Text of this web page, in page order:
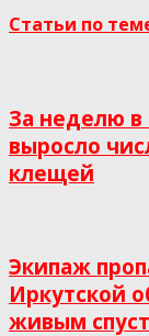
Статьи по
За неделю
выросло
клещей
Экипаж
Иркутской
живым